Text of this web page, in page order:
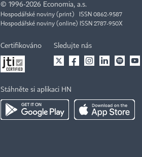
© 1996-2026 Economia, a.s.
Hospodářské noviny (print) ISSN 0862-9587
Hospodářské noviny (online) ISSN 2787-950X
Certifikováno Sledujte nás
Stáhněte si aplikaci HN